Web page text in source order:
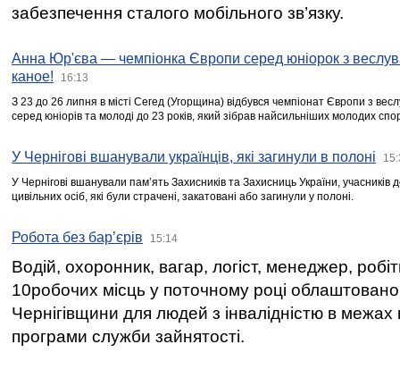
забезпечення сталого мобільного зв’язку.
Анна Юр'єва — чемпіонка Європи серед юніорок з
каное!
16:13
З 23 до 26 липня в місті Сегед (Угорщина) відбувся чемпіонат Європи з
серед юніорів та молоді до 23 років, який зібрав найсильніших молодих
У Чернігові вшанували українців, які загинули в полоні
У Чернігові вшанували пам’ять Захисників та Захисниць України,
цивільних осіб, які були страчені, закатовані або загинули у полоні.
Робота без бар’єрів 15:14
Водій, охоронник, вагар, логіст, менеджер,
10робочих місць у поточному році
Чернігівщини для людей з інвалідністю в межах
програми служби зайнятості.